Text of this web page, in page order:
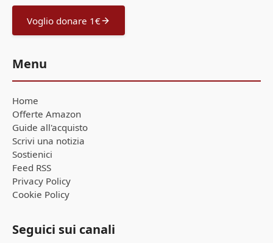
Voglio donare 1€
Menu
Home
Offerte Amazon
Guide all'acquisto
Scrivi una notizia
Sostienici
Feed RSS
Privacy Policy
Cookie Policy
Seguici sui canali